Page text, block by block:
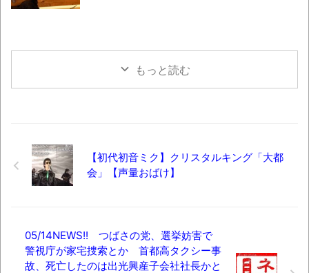
もっと読む
【初代初音ミク】クリスタルキング「大都
会」【声量おばけ】
05/14NEWS!! つばさの党、選挙妨害で
警視庁が家宅捜索とか 首都高タクシー事
故、死亡したのは出光興産子会社社長かと